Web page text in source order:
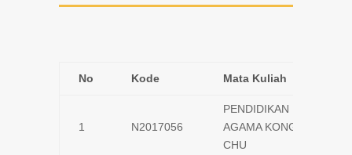
No Kode Mata Kuliah
1 N2017056
PENDIDIKAN
AGAMA KONG HU
CHU